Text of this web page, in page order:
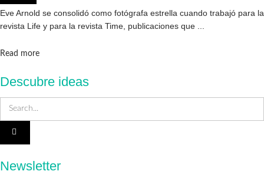
Eve Arnold se consolidó como fotógrafa estrella cuando trabajó para la
revista Life y para la revista Time, publicaciones que ...
Read moreDetails
Descubre ideas
Newsletter